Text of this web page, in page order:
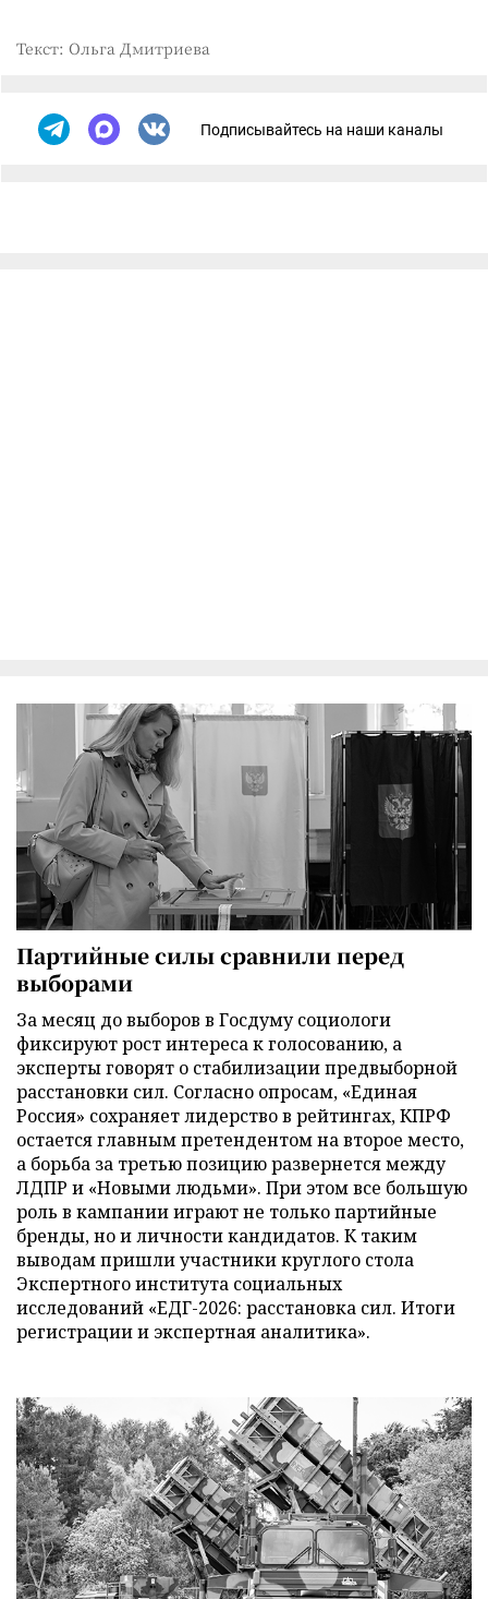
Текст: Ольга Дмитриева
Подписывайтесь на наши каналы
Партийные силы сравнили перед
выборами
За месяц до выборов в Госдуму социологи
фиксируют рост интереса к голосованию, а
эксперты говорят о стабилизации предвыборной
расстановки сил. Согласно опросам, «Единая
Россия» сохраняет лидерство в рейтингах, КПРФ
остается главным претендентом на второе место,
а борьба за третью позицию развернется между
ЛДПР и «Новыми людьми». При этом все большую
роль в кампании играют не только партийные
бренды, но и личности кандидатов. К таким
выводам пришли участники круглого стола
Экспертного института социальных
исследований «ЕДГ-2026: расстановка сил. Итоги
регистрации и экспертная аналитика».